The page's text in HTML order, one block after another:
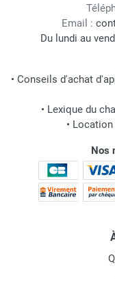
Email :
Du lundi au
• Conseils d'achat
• Lexique du
• Location
Nos